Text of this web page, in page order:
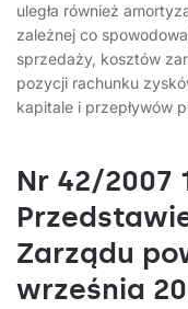
uległa również
zależnej co
sprzedaży, kosztów
pozycji rachunku
kapitale i przepływów
Nr 42/2007
Zarządu
września